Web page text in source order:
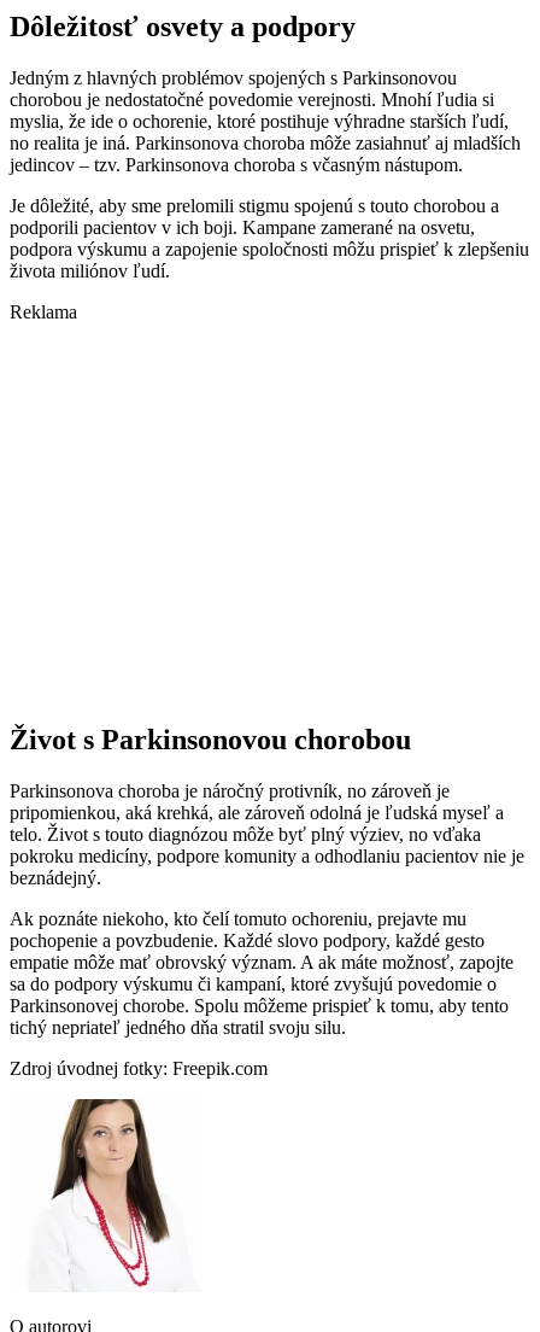
Dôležitosť osvety a podpory
Jedným z hlavných problémov spojených s Parkinsonovou
chorobou je nedostatočné povedomie verejnosti. Mnohí ľudia si
myslia, že ide o ochorenie, ktoré postihuje výhradne starších ľudí,
no realita je iná. Parkinsonova choroba môže zasiahnuť aj mladších
jedincov – tzv. Parkinsonova choroba s včasným nástupom.
Je dôležité, aby sme prelomili stigmu spojenú s touto chorobou a
podporili pacientov v ich boji. Kampane zamerané na osvetu,
podpora výskumu a zapojenie spoločnosti môžu prispieť k zlepšeniu
života miliónov ľudí.
Reklama
Život s Parkinsonovou chorobou
Parkinsonova choroba je náročný protivník, no zároveň je
pripomienkou, aká krehká, ale zároveň odolná je ľudská myseľ a
telo. Život s touto diagnózou môže byť plný výziev, no vďaka
pokroku medicíny, podpore komunity a odhodlaniu pacientov nie je
beznádejný.
Ak poznáte niekoho, kto čelí tomuto ochoreniu, prejavte mu
pochopenie a povzbudenie. Každé slovo podpory, každé gesto
empatie môže mať obrovský význam. A ak máte možnosť, zapojte
sa do podpory výskumu či kampaní, ktoré zvyšujú povedomie o
Parkinsonovej chorobe. Spolu môžeme prispieť k tomu, aby tento
tichý nepriateľ jedného dňa stratil svoju silu.
Zdroj úvodnej fotky: Freepik.com
O autorovi